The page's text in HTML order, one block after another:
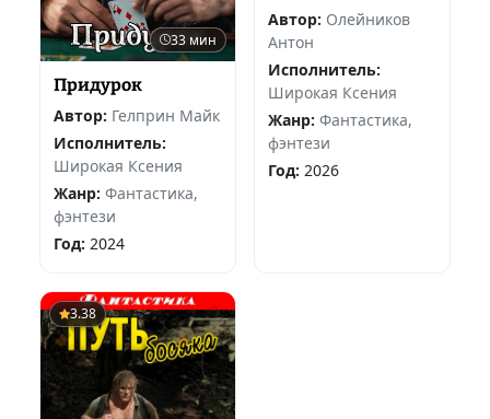
33 мин
Придурок
Автор: Гелприн Майк
Исполнитель:
Широкая Ксения
Жанр: Фантастика,
фэнтези
Год: 2024
Автор: Олейников
Антон
Исполнитель:
Широкая Ксения
Жанр: Фантастика,
фэнтези
Год: 2026
3.38